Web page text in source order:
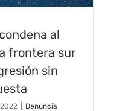
al
frontera sur
sin
Denuncia